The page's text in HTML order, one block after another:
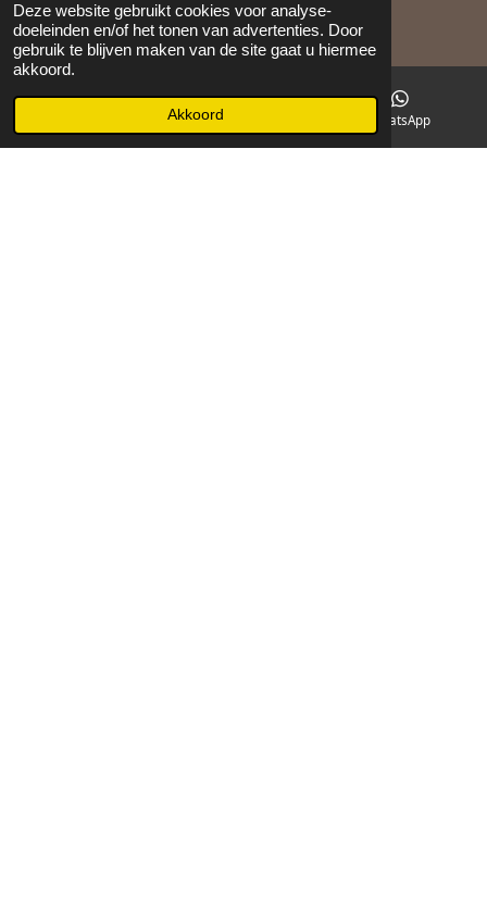
Deze website gebruikt cookies voor analyse-
doeleinden en/of het tonen van advertenties. Door
gebruik te blijven maken van de site gaat u hiermee
akkoord.
Akkoord
©2026Maison 105
Facebook WhatsApp